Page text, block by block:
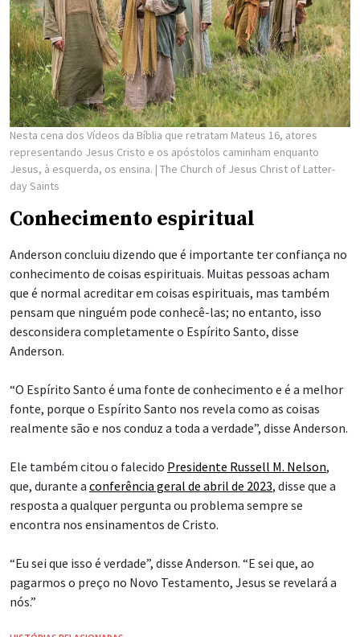
Nesta cena dos Vídeos da Bíblia que retratam Mateus 16, atores
representando Jesus Cristo e os apóstolos caminham enquanto
Jesus, à esquerda, os ensina. | The Church of Jesus Christ of Latter-
day Saints
Conhecimento espiritual
Anderson concluiu dizendo que é importante ter confiança no
conhecimento de coisas espirituais. Muitas pessoas acham
que é normal acreditar em coisas espirituais, mas também
pensam que ninguém pode conhecê-las; no entanto, isso
desconsidera completamente o Espírito Santo, disse
Anderson.
“O Espírito Santo é uma fonte de conhecimento e é a melhor
fonte, porque o Espírito Santo nos revela como as coisas
realmente são e nos conduz a toda a verdade”, disse Anderson.
Ele também citou o falecido Presidente Russell M. Nelson,
que, durante a conferência geral de abril de 2023, disse que a
resposta a qualquer pergunta ou problema sempre se
encontra nos ensinamentos de Cristo.
“Eu sei que isso é verdade”, disse Anderson. “E sei que, ao
pagarmos o preço no Novo Testamento, Jesus se revelará a
nós.”